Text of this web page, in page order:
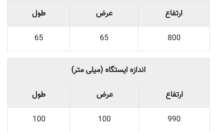
ارتفاع عرض طول
800
65
65
اندازه ایستگاه (میلی متر)
ارتفاع عرض طول
990
100
100